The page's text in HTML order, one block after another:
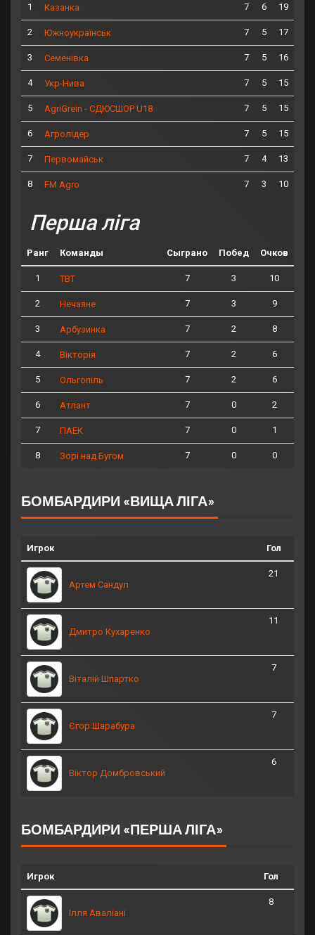
1 Казанка 7 6 19
2 Южноукраїнськ 7 5 17
3 Семенівка 7 5 16
4 Укр-Нива 7 5 15
5 AgriGrein - СДЮСШОР U18 7 5 15
6 Агролідер 7 5 15
7 Первомайськ 7 4 13
8 FM Agro 7 3 10
Перша ліга
Ранг Команды Сыграно Побед Очков
1 ТВТ 7 3 10
2 Нечаяне 7 3 9
3 Арбузинка 7 2 8
4 Вікторія 7 2 6
5 Ольгопіль 7 2 6
6 Атлант 7 0 2
7 ПАЕК 7 0 1
8 Зорі над Бугом 7 0 0
БОМБАРДИРИ «ВИЩА ЛІГА»
Игрок Гол
Артем Сандул
21
Дмитро Кухаренко
11
Віталій Шпартко
7
Єгор Шарабура
7
Віктор Домбровський
6
БОМБАРДИРИ «ПЕРША ЛІГА»
Игрок Гол
Ілля Аваліані
8